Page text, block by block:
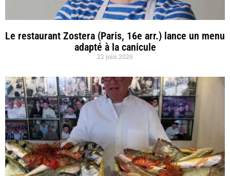
Le restaurant Zostera (Paris, 16e arr.) lance un menu
adapté à la canicule
22 juin 2026